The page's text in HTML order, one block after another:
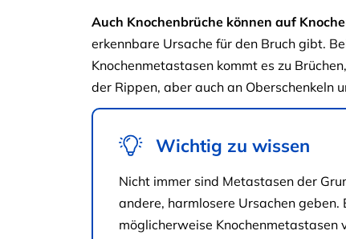
Auch Knochenbrüche können auf
erkennbare Ursache für den Bruch gibt.
Knochenmetastasen kommt es zu
der Rippen, aber auch an Oberschenkeln
Wichtig zu wissen
Nicht immer sind Metastasen der
andere, harmlosere Ursachen
möglicherweise Knochenmetastasen